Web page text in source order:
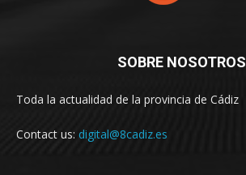
SOBRE NOSOTROS
Toda la actualidad de la provincia de Cádiz
Contact us: digital@8cadiz.es